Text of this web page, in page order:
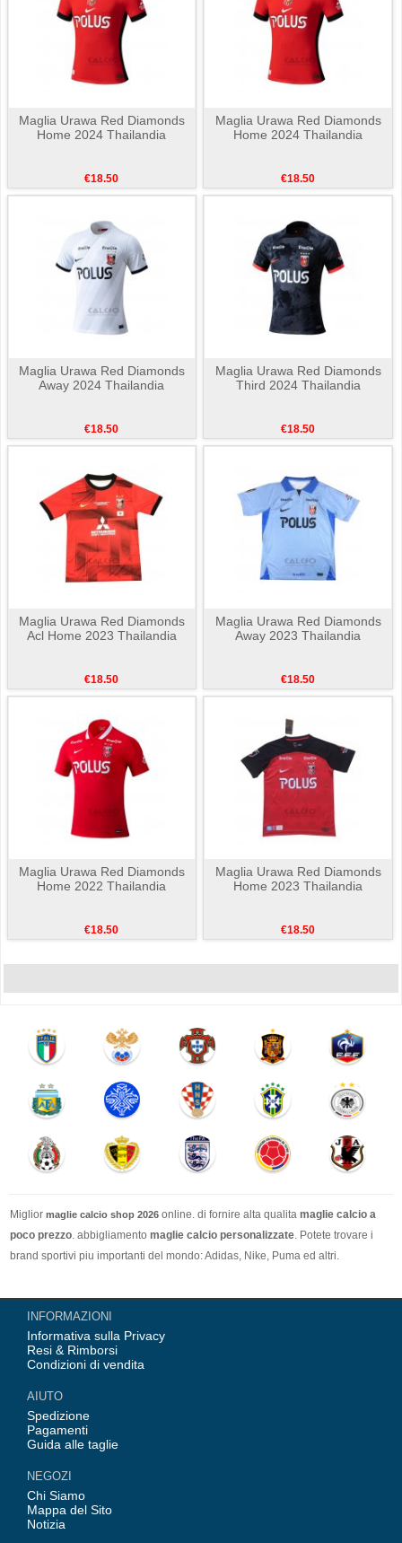
Maglia Urawa Red Diamonds
Home 2024 Thailandia
€18.50
Maglia Urawa Red Diamonds
Home 2024 Thailandia
€18.50
Maglia Urawa Red Diamonds
Away 2024 Thailandia
€18.50
Maglia Urawa Red Diamonds
Third 2024 Thailandia
€18.50
Maglia Urawa Red Diamonds
Acl Home 2023 Thailandia
€18.50
Maglia Urawa Red Diamonds
Away 2023 Thailandia
€18.50
Maglia Urawa Red Diamonds
Home 2022 Thailandia
€18.50
Maglia Urawa Red Diamonds
Home 2023 Thailandia
€18.50
Miglior maglie calcio shop 2026 online. di fornire alta qualita maglie calcio a
poco prezzo . abbigliamento maglie calcio personalizzate . Potete trovare i
brand sportivi piu importanti del mondo: Adidas, Nike, Puma ed altri.
Nel nostro negozio trovi le calcio maglie italia Top Coppa Mondo 2026 Team(
Italia, Germania, Spagna, Argentina, Francia, Portogallo etc) piu importanti
delle squadre italiane (Juventus, AC Milan, Inter Milan, etc). Top europee
Team(Barcellona, Real Madrid, Bayern Monaco, Manchester United, Leicester
INFORMAZIONI
Informativa sulla Privacy
Resi & Rimborsi
Condizioni di vendita
AIUTO
Spedizione
Pagamenti
Guida alle taglie
NEGOZI
Chi Siamo
Mappa del Sito
Notizia